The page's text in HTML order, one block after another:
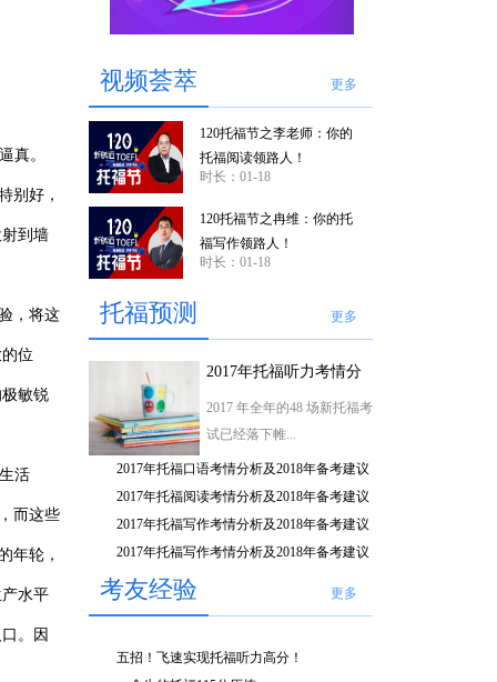
真。
别好，
到墙
，将这
位
敏锐
活
而这些
年轮，
水平
。因
视频荟萃 更多
120托福节之李老师：你的
托福阅读领路人！
时长：01-18
120托福节之冉维：你的托
福写作领路人！
时长：01-18
托福预测 更多
2017年托福听力考情分
2017 年全年的48 场新托福考
试已经落下帷...
2017年托福口语考情分析及2018年备考建议
2017年托福阅读考情分析及2018年备考建议
2017年托福写作考情分析及2018年备考建议
（下）
2017年托福写作考情分析及2018年备考建议
（上）
考友经验 更多
五招！飞速实现托福听力高分！